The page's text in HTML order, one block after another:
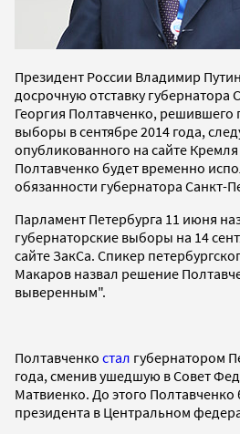
Президент России Владимир
досрочную отставку губернатора
Георгия Полтавченко,
выборы в сентябре 2014 года,
опубликованного на сайте
Полтавченко будет временно
обязанности губернатора Санкт-
Парламент Петербурга 11 июня
губернаторские выборы на 14
сайте ЗакСа. Спикер
Макаров назвал решение
выверенным".
Полтавченко стал губернатором
года, сменив ушедшую в Совет
Матвиенко. До этого
президента в Центральном